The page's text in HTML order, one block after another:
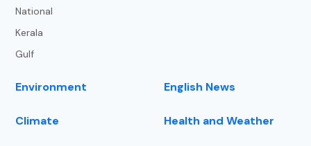
National
Kerala
Gulf
Environment English News
Climate Health and Weather